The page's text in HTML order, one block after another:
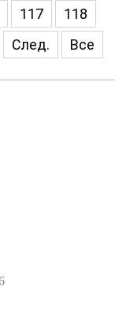
117
118
След. Все